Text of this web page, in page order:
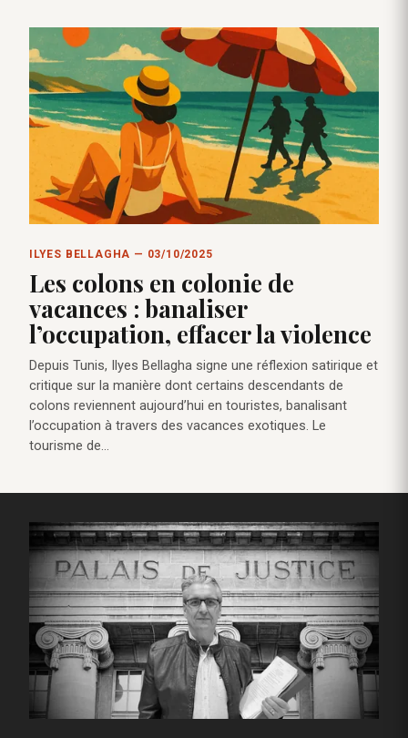
ILYES BELLAGHA — 03/10/2025
Les colons en colonie de
vacances : banaliser
l’occupation, effacer la violence
Depuis Tunis, Ilyes Bellagha signe une réflexion satirique et
critique sur la manière dont certains descendants de
colons reviennent aujourd’hui en touristes, banalisant
l’occupation à travers des vacances exotiques. Le
tourisme de…